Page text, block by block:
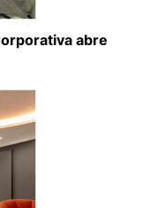
abre